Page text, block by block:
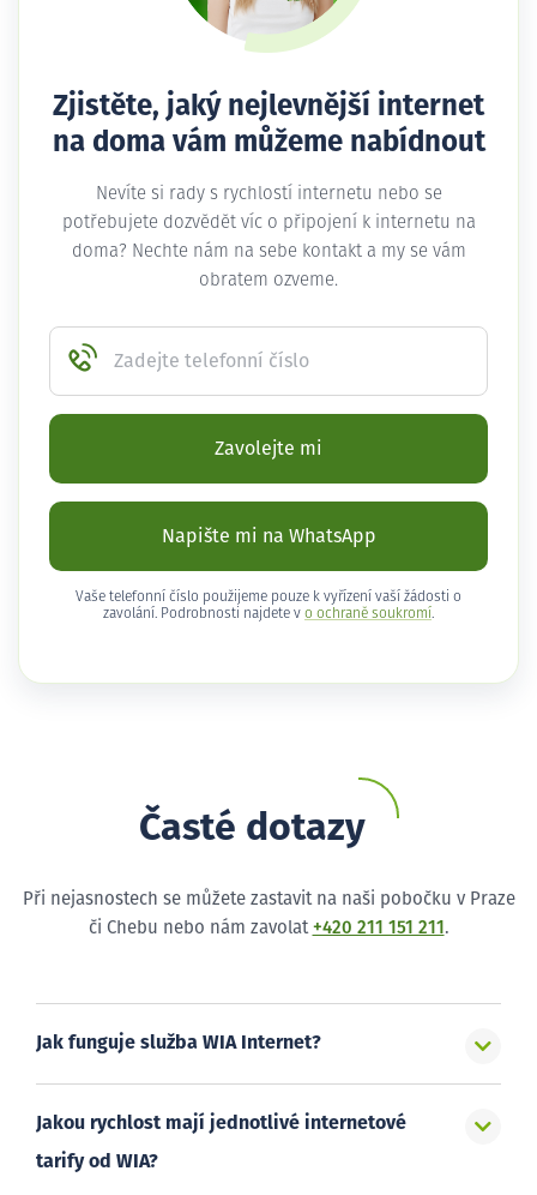
Zjistěte, jaký nejlevnější internet
na doma vám můžeme nabídnout
Nevíte si rady s rychlostí internetu nebo se
potřebujete dozvědět víc o připojení k internetu na
doma? Nechte nám na sebe kontakt a my se vám
obratem ozveme.
Zadejte telefonní číslo
Zavolejte mi
Napište mi na WhatsApp
Vaše telefonní číslo použijeme pouze k vyřízení vaší žádosti o
zavolání. Podrobnosti najdete v o ochraně soukromí .
Časté dotazy
Při nejasnostech se můžete zastavit na naši pobočku v Praze
či Chebu nebo nám zavolat +420 211 151 211 .
Jak funguje služba WIA Internet?
Jakou rychlost mají jednotlivé internetové
tarify od WIA?